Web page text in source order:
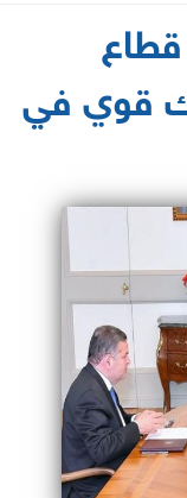
قوي في